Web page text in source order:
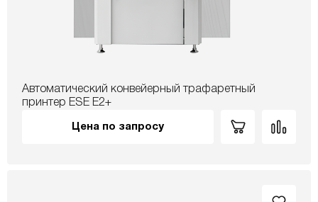
Автоматический конвейерный трафаретный
принтер ESE E2+
Цена по запросу